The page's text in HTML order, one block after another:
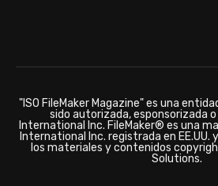
"ISO FileMaker Magazine" es una
sido autorizada, esponsorizada o
International Inc. FileMaker® es una
International Inc. registrada en EE.UU.
los materiales y contenidos
Solutions.